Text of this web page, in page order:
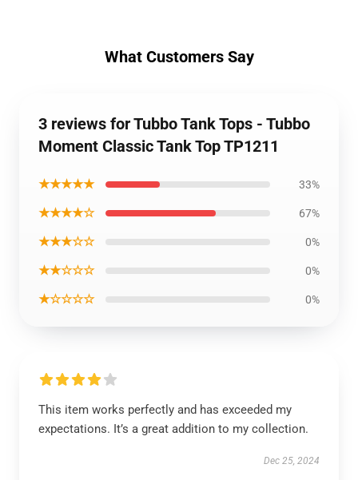
What Customers Say
3 reviews for Tubbo Tank Tops - Tubbo
Moment Classic Tank Top TP1211
★★★★★ 33%
★★★★☆ 67%
★★★☆☆ 0%
★★☆☆☆ 0%
★☆☆☆☆ 0%
This item works perfectly and has exceeded my
expectations. It’s a great addition to my collection.
Dec 25, 2024